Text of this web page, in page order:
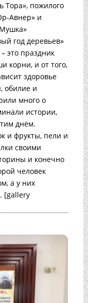
Тора», пожилого
Авнер» и
год деревьев»
это праздник
корни, и от того,
здоровье
обилие и
много о
истории,
днём.
и фрукты, пели и
своими
и конечно
человек
а у них
[gallery